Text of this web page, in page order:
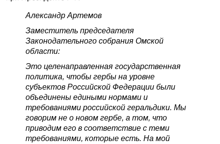
Александр Артемов
Заместитель председателя
Законодательного собрания Омской
области:
Это целенаправленная государственная
политика, чтобы гербы на уровне
субъектов Российской Федерации были
объединены едиными нормами и
требованиями российской геральдики. Мы
говорим не о новом гербе, а том, что
приводим его в соответствие с теми
требованиями, которые есть. На мой